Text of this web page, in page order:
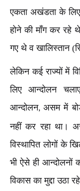
एकता अखंडता के
होने की माँग कर रहे
गए थे व खालिस्तान
लेकिन कई राज्यों में
लिए आन्दोलन
आन्दोलन,असम में
नहीं कर रहा था।
विस्थापित लोगों के
भी ऐसे ही आन्दोलनों
विकास का मुद्दा उठा